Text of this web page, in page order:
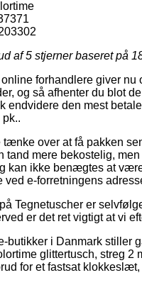
af 5 stjerner baseret på
forhandlere giver
og så afhenter du blot
endvidere den mest
pk..
tænke over at få pakken
tand mere bekostelig,
kan ikke benægtes at
ved e-forretningens
Tegnetuscher er
er det ret vigtigt at vi
butikker i Danmark
glittertusch, streg 2
for et fastsat